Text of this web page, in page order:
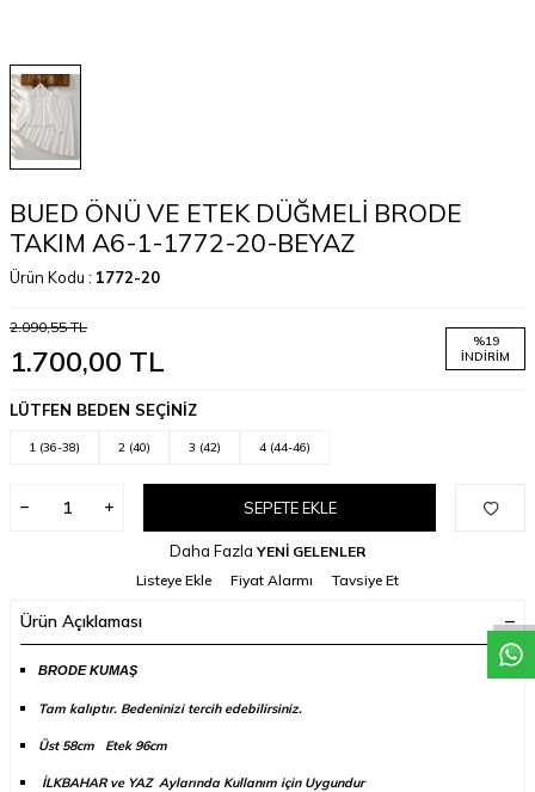
BUED ÖNÜ VE ETEK DÜĞMELİ BRODE
TAKIM A6-1-1772-20-BEYAZ
Ürün Kodu : 1772-20
2.090,55TL
1.700,00 TL
%19
İNDIRIM
LÜTFEN BEDEN SEÇİNİZ
1 (36-38) 2 (40) 3 (42) 4 (44-46)
SEPETE EKLE
Daha Fazla YENİ GELENLER
Listeye Ekle
Fiyat Alarmı Tavsiye Et
Ürün Açıklaması
BRODE KUMAŞ
Tam kalıptır. Bedeninizi tercih edebilirsiniz.
Üst 58cm Etek 96cm
İLKBAHAR ve YAZ Aylarında Kullanım için Uygundur